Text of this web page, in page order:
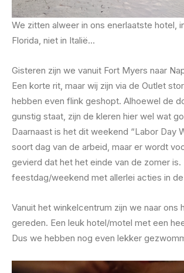
We zitten alweer in ons enerlaatste hotel,
Florida, niet in Italië…
Gisteren zijn we vanuit Fort Myers naar
Een korte rit, maar wij zijn via de Outlet
hebben even flink geshopt. Alhoewel de
gunstig staat, zijn de kleren hier wel wat
Daarnaast is het dit weekend “Labor Day
soort dag van de arbeid, maar er wordt
gevierd dat het het einde van de zomer is.
feestdag/weekend met allerlei acties in
Vanuit het winkelcentrum zijn we naar ons
gereden. Een leuk hotel/motel met een
Dus we hebben nog even lekker